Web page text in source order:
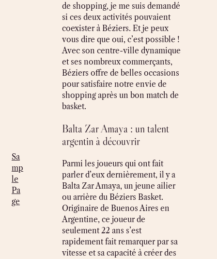
Sa
mp
le
Pa
ge
de shopping, je me suis demandé
si ces deux activités pouvaient
coexister à Béziers. Et je peux
vous dire que oui, c’est possible !
Avec son centre-ville dynamique
et ses nombreux commerçants,
Béziers offre de belles occasions
pour satisfaire notre envie de
shopping après un bon match de
basket.
Balta Zar Amaya : un talent
argentin à découvrir
Parmi les joueurs qui ont fait
parler d’eux dernièrement, il y a
Balta Zar Amaya, un jeune ailier
ou arrière du Béziers Basket.
Originaire de Buenos Aires en
Argentine, ce joueur de
seulement 22 ans s’est
rapidement fait remarquer par sa
vitesse et sa capacité à créer des